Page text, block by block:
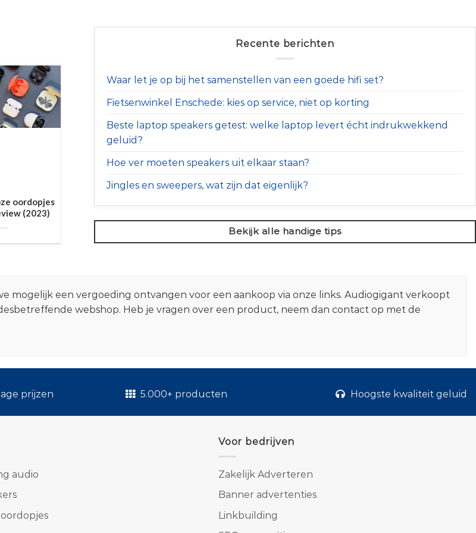
oordopjes
(2023)
Recente berichten
Waar let je op bij het samenstellen van een goede hifi set?
Fietsenwinkel Enschede: kies op service, niet op korting
Beste laptop speakers getest: welke laptop levert écht indrukwekkend
geluid?
Hoe ver moeten speakers uit elkaar staan?
Jingles en sweepers, wat zijn dat eigenlijk?
Bekijk alle handige tips
mogelijk een vergoeding ontvangen voor een aankoop via onze links. Audiogigant verkoopt
webshop. Heb je vragen over een product, neem dan contact op met de
prijzen 5.000+ producten Hoogste kwaliteit geluid
audio
Voor bedrijven
Zakelijk Adverteren
Banner advertenties
Linkbuilding